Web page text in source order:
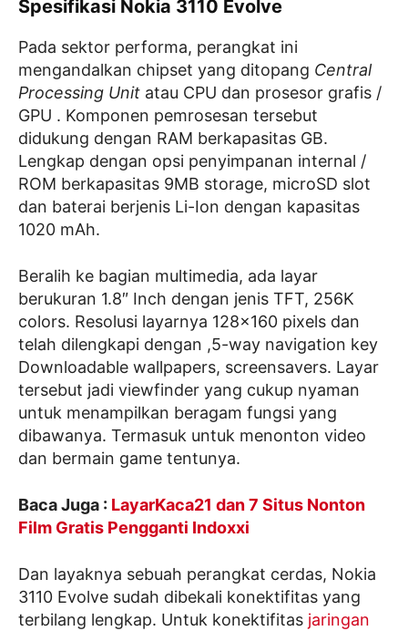
Spesifikasi Nokia 3110 Evolve
Pada sektor performa, perangkat ini
mengandalkan chipset yang ditopang Central
Processing Unit atau CPU dan prosesor grafis /
GPU . Komponen pemrosesan tersebut
didukung dengan RAM berkapasitas GB.
Lengkap dengan opsi penyimpanan internal /
ROM berkapasitas 9MB storage, microSD slot
dan baterai berjenis Li-Ion dengan kapasitas
1020 mAh.
Beralih ke bagian multimedia, ada layar
berukuran 1.8″ Inch dengan jenis TFT, 256K
colors. Resolusi layarnya 128×160 pixels dan
telah dilengkapi dengan ,5-way navigation key
Downloadable wallpapers, screensavers. Layar
tersebut jadi viewfinder yang cukup nyaman
untuk menampilkan beragam fungsi yang
dibawanya. Termasuk untuk menonton video
dan bermain game tentunya.
Baca Juga : LayarKaca21 dan 7 Situs Nonton
Film Gratis Pengganti Indoxxi
Dan layaknya sebuah perangkat cerdas, Nokia
3110 Evolve sudah dibekali konektifitas yang
terbilang lengkap. Untuk konektifitas jaringan